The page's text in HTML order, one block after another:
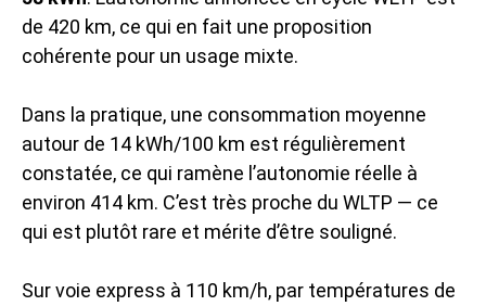
de 420 km, ce qui en fait une proposition
cohérente pour un usage mixte.
Dans la pratique, une consommation moyenne
autour de 14 kWh/100 km est régulièrement
constatée, ce qui ramène l’autonomie réelle à
environ 414 km. C’est très proche du WLTP — ce
qui est plutôt rare et mérite d’être souligné.
Sur voie express à 110 km/h, par températures de